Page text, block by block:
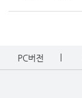
PC버전